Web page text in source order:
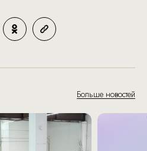
Больше новостей